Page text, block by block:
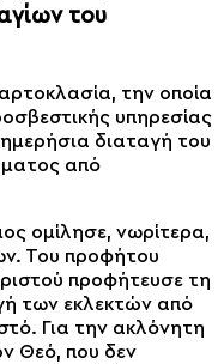
του
την οποία
υπηρεσίας
διαταγή του
από
ομίλησε, νωρίτερα,
Του προφήτου
προφήτευσε τη
των εκλεκτών από
Για την ακλόνητη
Θεό, που δεν